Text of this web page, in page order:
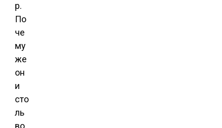
р.
По
че
му
же
он
и
сто
ль
во